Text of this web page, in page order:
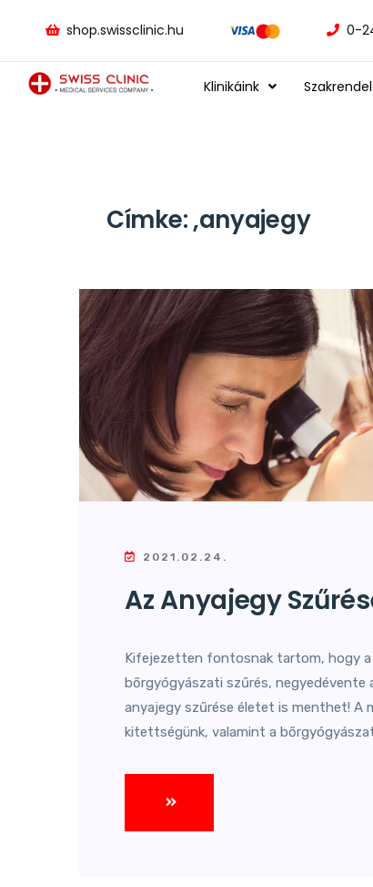
shop.swissclinic.hu 0-
Klinikáink
Címke:,anyajegy
2021.02.24.
Az Anyajegy
Kifejezetten fontosnak tartom, hogy a
bőrgyógyászati szűrés, negyedévente
anyajegy szűrése életet is menthet! A
kitettségünk, valamint a